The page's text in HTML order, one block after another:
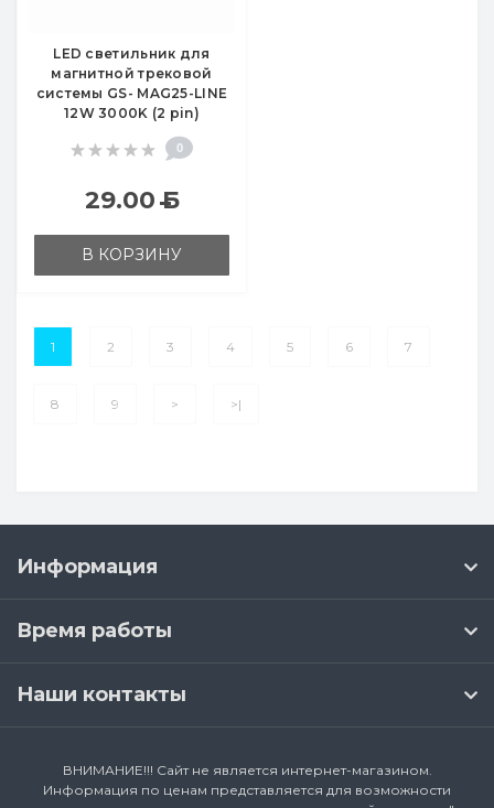
LED светильник для
магнитной трековой
системы GS- MAG25-LINE
12W 3000K (2 pin)
0
29.00Б
В КОРЗИНУ
1 2 3 4 5 6 7
8 9 > >|
Информация
Время работы
Наши контакты
ВНИМАНИЕ!!! Сайт не является интернет-магазином.
Информация по ценам представляется для возможности